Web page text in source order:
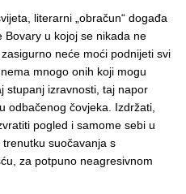
literarni „obračun“ događa
Bovary u kojoj se nikada ne
neće moći podnijeti svi
mnogo onih koji mogu
stupanj izravnosti, taj napor
odbačenog čovjeka. Izdržati,
pogled i samome sebi u
suočavanja s
za potpuno neagresivnom